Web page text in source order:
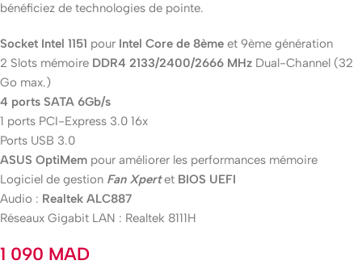
bénéficiez de technologies de pointe.
Socket Intel 1151 pour Intel Core de 8ème et 9ème génération
2 Slots mémoire DDR4 2133/2400/2666 MHz Dual-Channel (32
Go max.)
4 ports SATA 6Gb/s
1 ports PCI-Express 3.0 16x
Ports USB 3.0
ASUS OptiMem pour améliorer les performances mémoire
Logiciel de gestion Fan Xpertet BIOS UEFI
Audio : Realtek ALC887
Réseaux Gigabit LAN : Realtek 8111H
1 090 MAD